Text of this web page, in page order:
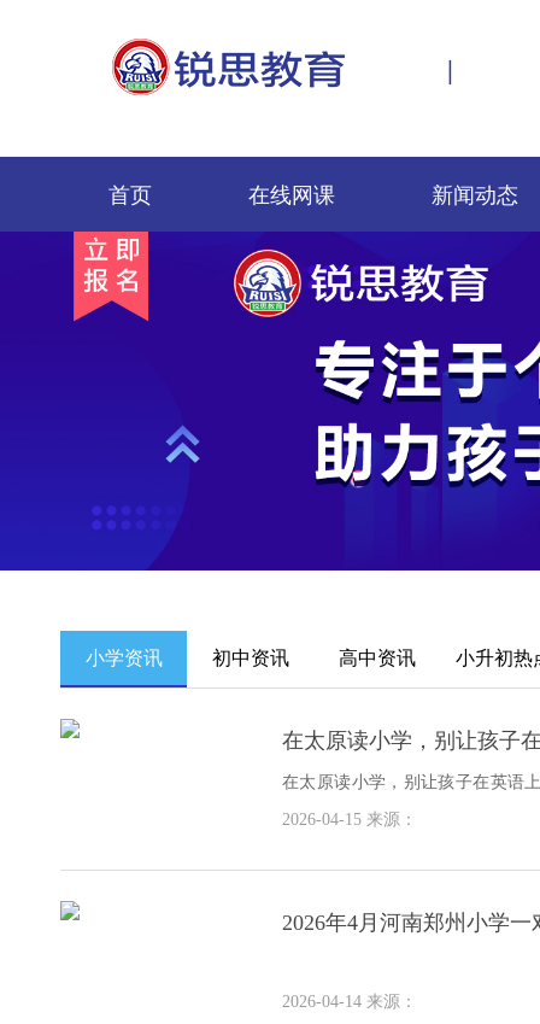
|
首页 在线网课 新闻动态
小学资讯 初中资讯 高中资讯 小升初热
在太原读小学，别让孩子
在太原读小学，别让孩子在英语
楚，小学这六年可不是光玩就行
2026-04-15 来源：
2026年4月河南郑州小学
2026-04-14 来源：